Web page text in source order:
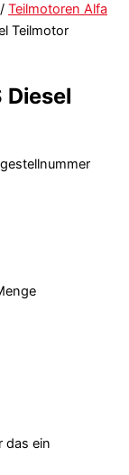
/ Teilmotoren Alfa
Teilmotor
Diesel
das ein